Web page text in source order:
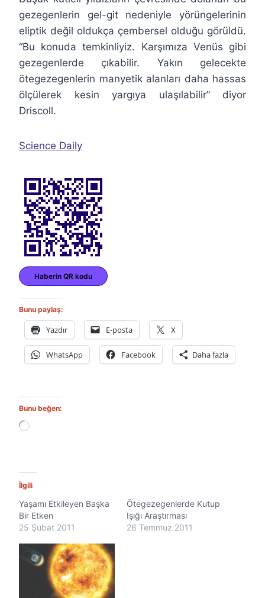
gezegenlerin gel-git nedeniyle yörüngelerinin
eliptik değil oldukça çembersel olduğu görüldü.
“Bu konuda temkinliyiz. Karşımıza Venüs gibi
gezegenlerde çıkabilir. Yakın gelecekte
ötegezegenlerin manyetik alanları daha hassas
ölçülerek kesin yargıya ulaşılabilir” diyor
Driscoll.
Science Daily
Haberin QR kodu
Bunu paylaş:
Yazdır E-posta X
WhatsApp Facebook Daha fazla
Bunu beğen:
Y
n
y
o
.
İlgili
Yaşamı Etkileyen Başka
Bir Etken
25 Şubat 2011
Ötegezegenlerde Kutup
Işığı Araştırması
26 Temmuz 2011